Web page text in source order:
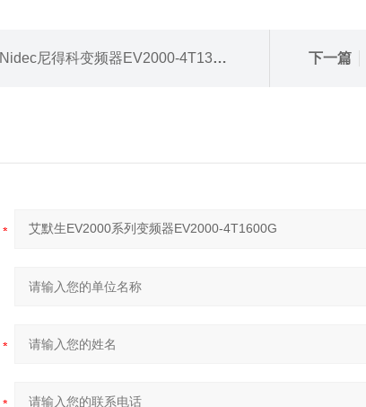
Nidec尼得科变频器EV2000-4T1320G 下一篇